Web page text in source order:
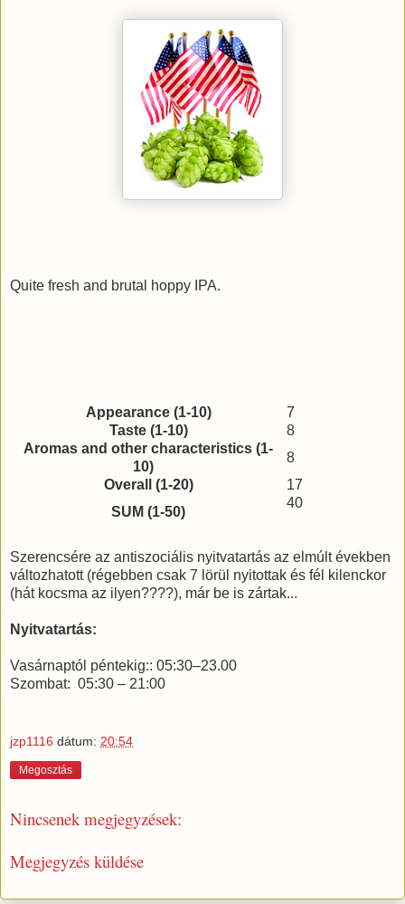
Quite fresh and brutal hoppy IPA.
Appearance (1-10)
7
Taste (1-10)
8
Aromas and other characteristics (1-
10)
8
Overall (1-20)
17
SUM (1-50)
40
Szerencsére az antiszociális nyitvatartás az elmúlt években
változhatott (régebben csak 7 lörül nyitottak és fél kilenckor
(hát kocsma az ilyen????), már be is zártak...
Nyitvatartás:
Vasárnaptól péntekig:: 05:30–23.00
Szombat: 05:30 – 21:00
jzp1116 dátum: 20:54
Megosztás
Nincsenek megjegyzések:
Megjegyzés küldése